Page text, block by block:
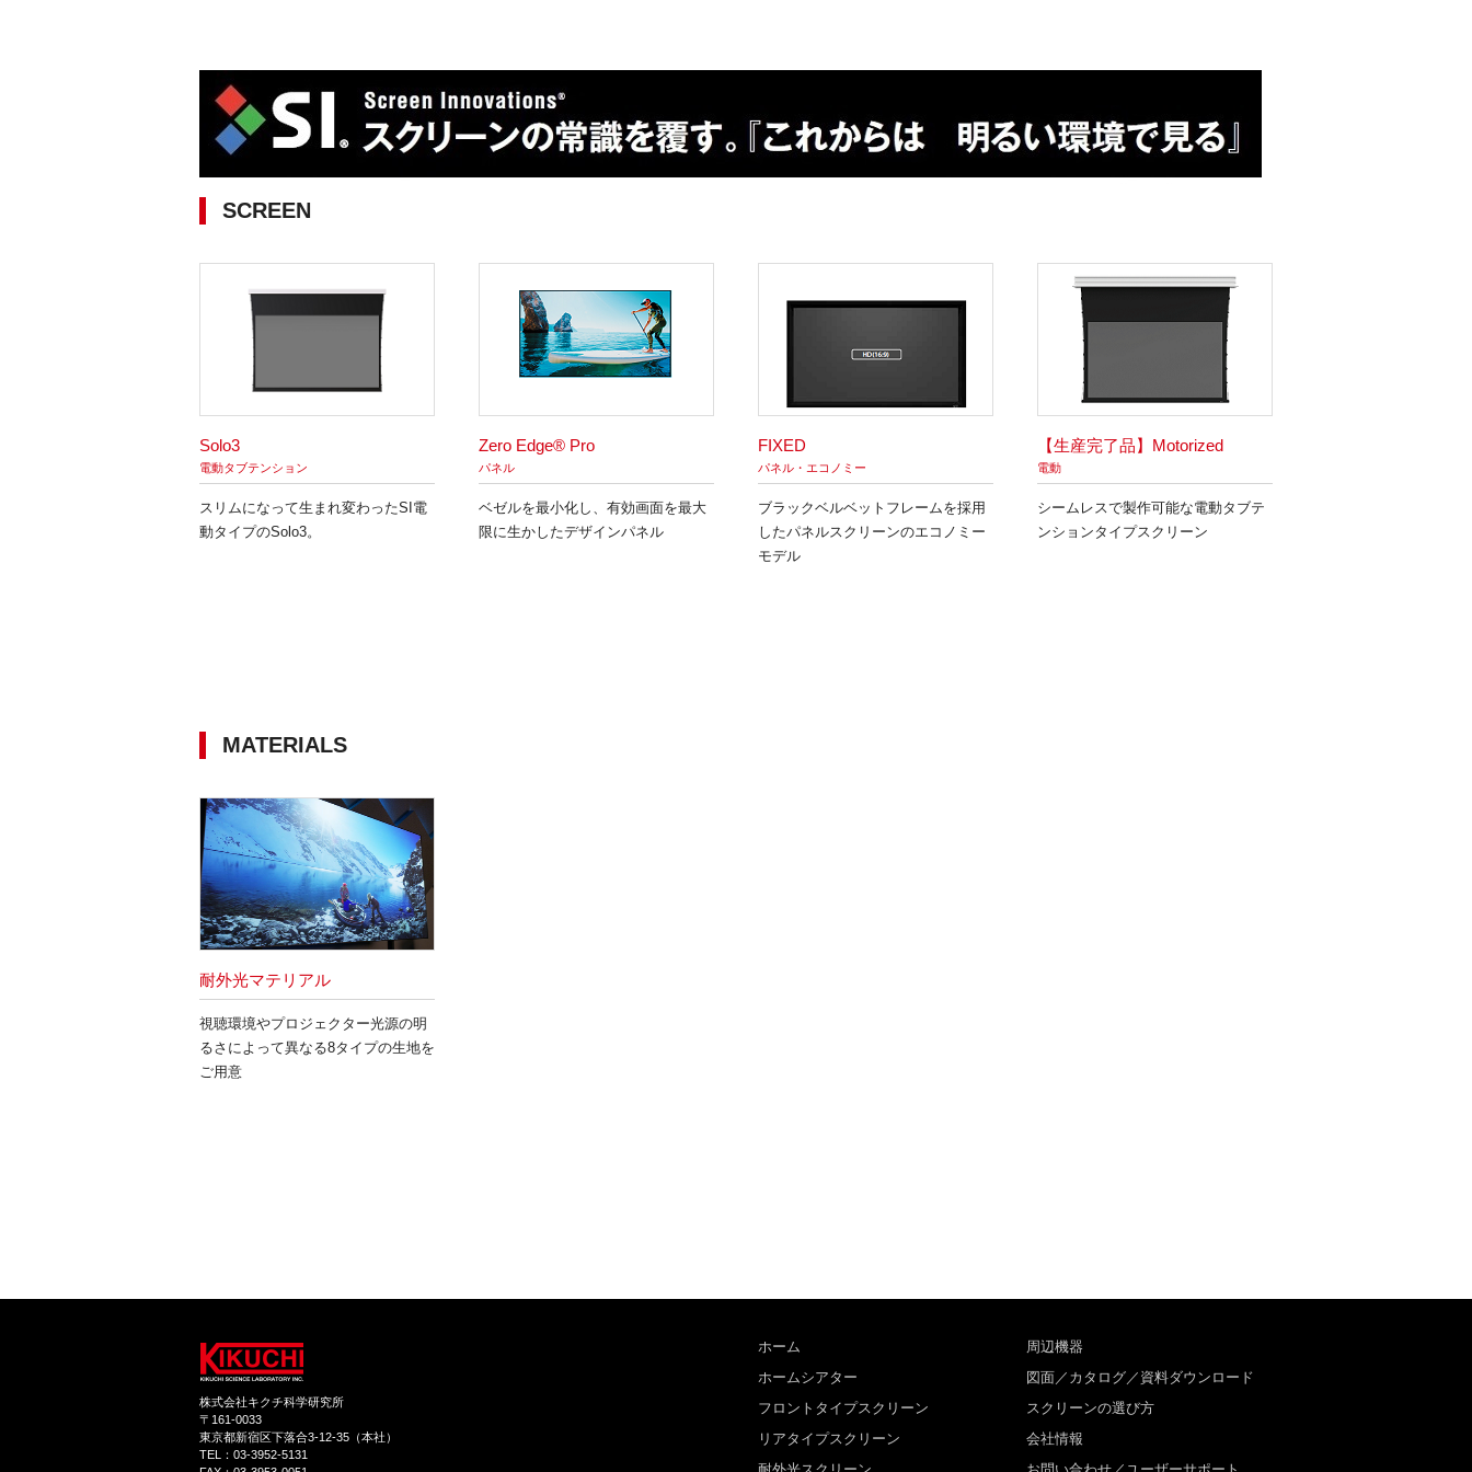
SCREEN
Solo3
電動タブテンション
スリムになって生まれ変わったSI電
動タイプのSolo3。
Zero Edge® Pro
パネル
ベゼルを最小化し、有効画面を最大
限に生かしたデザインパネル
FIXED
パネル・エコノミー
ブラックベルベットフレームを採用
したパネルスクリーンのエコノミー
モデル
【生産完了品】Motorized
電動
シームレスで製作可能な電動タブテ
ンションタイプスクリーン
MATERIALS
耐外光マテリアル
視聴環境やプロジェクター光源の明
るさによって異なる8タイプの生地を
ご用意
株式会社キクチ科学研究所
〒161-0033
東京都新宿区下落合3-12-35（本社）
TEL：03-3952-5131
ホーム
ホームシアター
フロントタイプスクリーン
リアタイプスクリーン
周辺機器
図面／カタログ／資料ダウンロード
スクリーンの選び方
会社情報